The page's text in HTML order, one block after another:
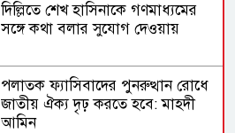
দিল্লিতে শেখ হাসিনাকে গণমাধ্যমের
সঙ্গে কথা বলার সুযোগ দেওয়ায়
পলাতক ফ্যাসিবাদের পুনরুত্থান রোধে
জাতীয় ঐক্য দৃঢ় করতে হবে: মাহদী
আমিন